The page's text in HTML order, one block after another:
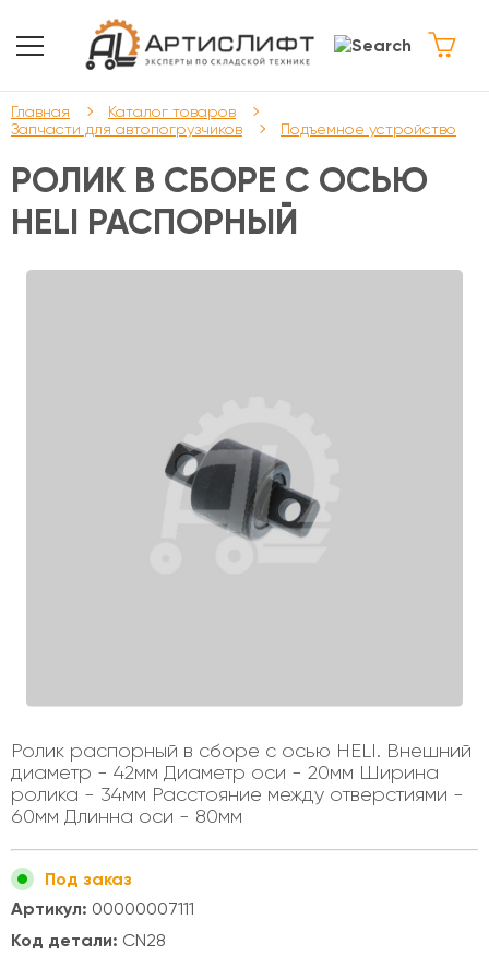
Главная
Каталог товаров
Запчасти для автопогрузчиков
Подъемное устройство
РОЛИК В СБОРЕ С ОСЬЮ
HELI РАСПОРНЫЙ
Ролик распорный в сборе с осью HELI. Внешний
диаметр - 42мм Диаметр оси - 20мм Ширина
ролика - 34мм Расстояние между отверстиями -
60мм Длинна оси - 80мм
Под заказ
Артикул: 00000007111
Код детали: CN28